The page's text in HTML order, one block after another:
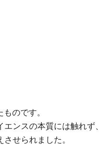
のです。
ンスの本質には触れず、
せられました。